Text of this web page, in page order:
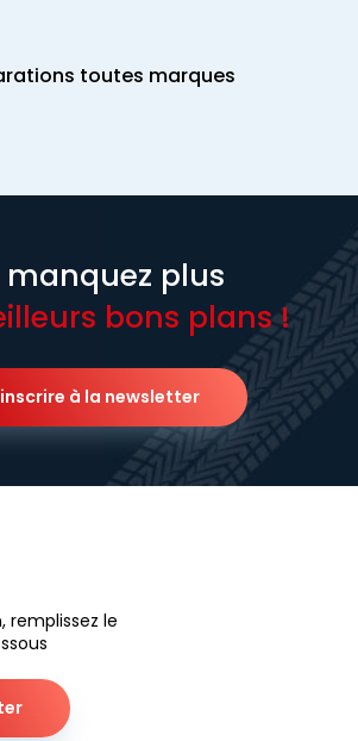
toutes marques
manquez plus
bons plans !
à la newsletter
remplissez le